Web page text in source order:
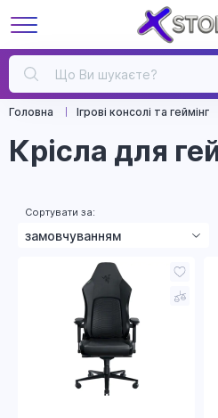
Головна Ігрові консолі та геймінг
Крісла для
Сортувати за:
замовчуванням
зростанням ціни
зменшенням ціни
рейтингом